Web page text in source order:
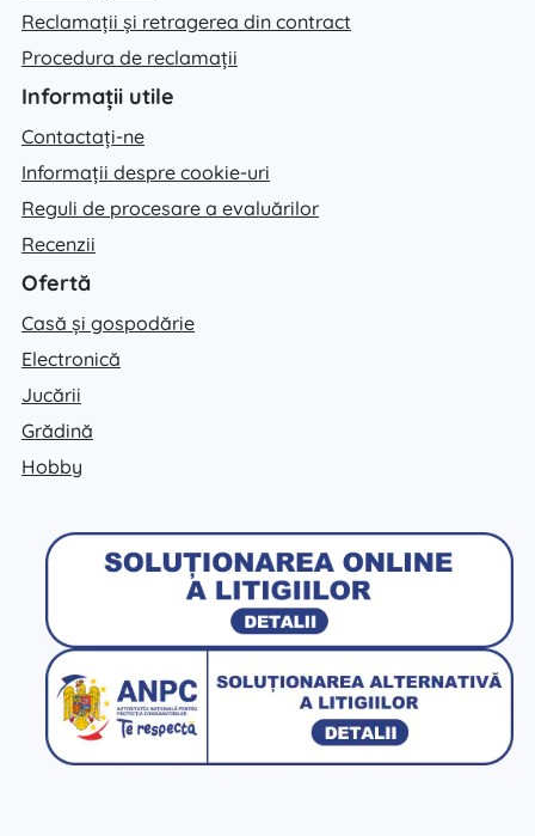
Reclamații și retragerea din contract
Procedura de reclamații
Informații utile
Contactați-ne
Informații despre cookie-uri
Reguli de procesare a evaluărilor
Recenzii
Ofertă
Casă și gospodărie
Electronică
Jucării
Grădină
Hobby